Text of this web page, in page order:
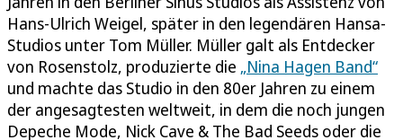
Hans-Ulrich Weigel, später in den legendären Hansa-
Studios unter Tom Müller. Müller galt als Entdecker
von Rosenstolz, produzierte die „Nina Hagen Band“
und machte das Studio in den 80er Jahren zu einem
der angesagtesten weltweit, in dem die noch jungen
Depeche Mode, Nick Cave & The Bad Seeds oder die